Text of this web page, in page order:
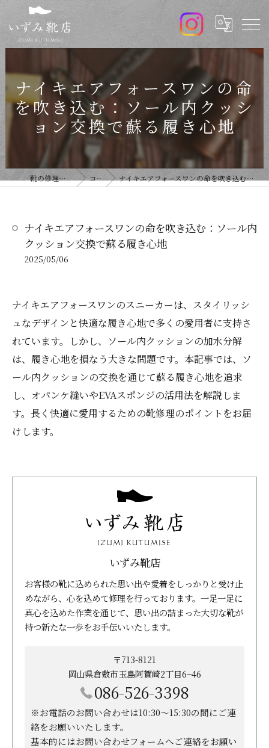
ナイキエアフォースワンの命
を吹き込む：ソール内クッシ
ョン交換で蘇る履き心地
靴の修理ならいずみ靴店 コラム ナイキエアフォースワンの命を吹き込む：ソール内クッション交換で蘇る履き心地
ナイキエアフォースワンの命を吹き込む：ソール内
クッション交換で蘇る履き心地
2025/05/06
ナイキエアフォースワンのスニーカーは、スタイリッシ
ュなデザインと快適な履き心地で多くの愛用者に支持さ
れています。しかし、ソール内クッションの加水分解
は、履き心地を損なう大きな問題です。本記事では、ソ
ール内クッションの交換を通じて蘇る履き心地を追求
し、オパンケ縫いやEVAスポンジの活用法を解説しま
す。長く快適に愛用するための靴修理のポイントをお届
けします。
いずみ靴店
お客様の靴に込められた思い出や愛着をしっかりと受け止
めながら、心を込めて修理を行っております。一足一足に
真心を込めた作業を通じて、思い出の詰まった大切な靴が
持つ新たな一歩をお手伝いいたします。
〒713-8121
岡山県倉敷市玉島阿賀崎2丁目6−46
086-526-3398
※お電話のお問い合わせは10:30～15:30の間にご連
絡をお願いいたします。
基本的にはお問い合わせフォームへご連絡をお願い